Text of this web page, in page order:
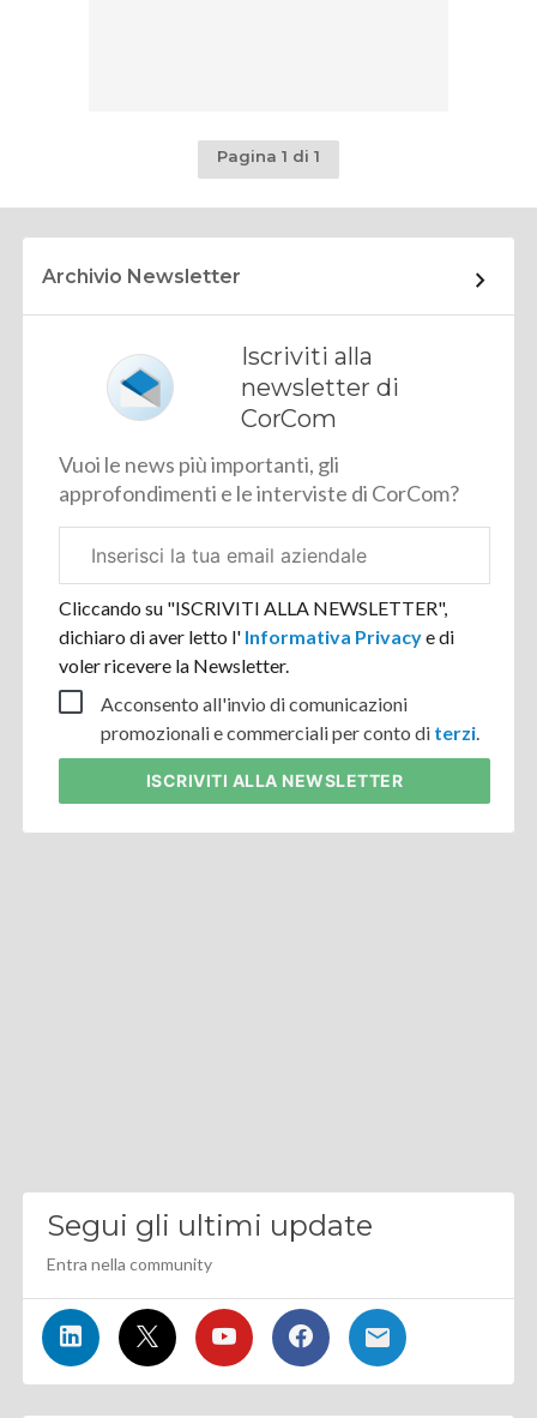
Pagina 1 di 1
Archivio Newsletter
Iscriviti alla
newsletter di
CorCom
Vuoi le news più importanti, gli
approfondimenti e le interviste di CorCom?
aziendale
Cliccando su "ISCRIVITI ALLA NEWSLETTER",
dichiaro di aver letto l' Informativa Privacye di
voler ricevere la Newsletter.
Acconsento all'invio di comunicazioni
promozionali e commerciali per conto di terzi.
ISCRIVITI ALLA NEWSLETTER
Segui gli ultimi update
Entra nella community